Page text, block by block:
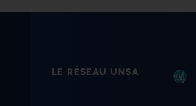
LE RÉSEAU UNSA